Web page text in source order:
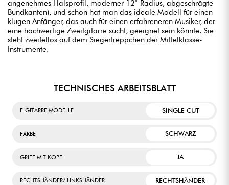
angenehmes Halsprofil, moderner 12"-Radius, abgeschrägte
Bundkanten), und schon hat man das ideale Modell für einen
klugen Anfänger, das auch für einen erfahreneren Musiker, der
eine hochwertige Zweitgitarre sucht, geeignet sein könnte. Sie
steht zweifellos auf dem Siegertreppchen der Mittelklasse-
Instrumente.
TECHNISCHES ARBEITSBLATT
E-GITARRE MODELLE SINGLE CUT
FARBE SCHWARZ
GRIFF MIT KOPF JA
RECHTSHÄNDER/ LINKSHÄNDER RECHTSHÄNDER